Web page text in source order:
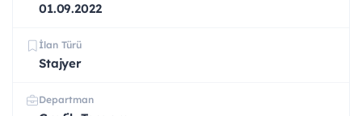
01.09.2022
İlan Türü
Stajyer
Departman